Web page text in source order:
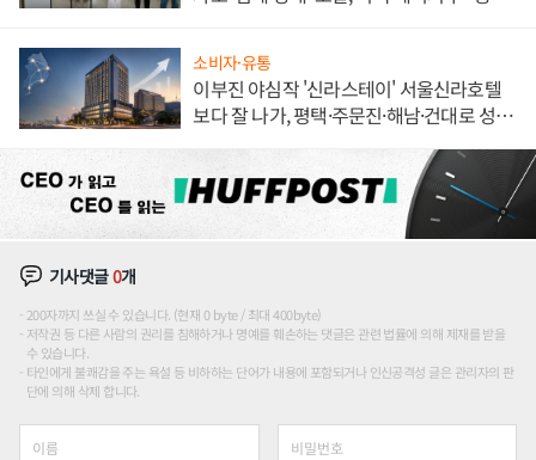
소비자·유통
이부진 야심작 '신라스테이' 서울신라호텔
보다 잘 나가, 평택·주문진·해남·건대로 성
기사댓글0개
200자까지 쓰실 수 있습니다. (현재 0 byte / 최대 400byte)
저작권 등 다른 사람의 권리를 침해하거나 명예를 훼손하는 댓글은 관련 법률에 의해 제재를 받을
수 있습니다.
타인에게 불쾌감을 주는 욕설 등 비하하는 단어가 내용에 포함되거나 인신공격성 글은 관리자의 판
단에 의해 삭제 합니다.